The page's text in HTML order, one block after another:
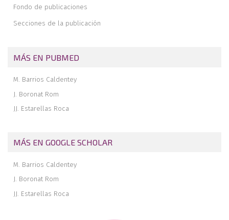
Fondo de publicaciones
Secciones de la publicación
MÁS EN PUBMED
M. Barrios Caldentey
J. Boronat Rom
JJ. Estarellas Roca
MÁS EN GOOGLE SCHOLAR
M. Barrios Caldentey
J. Boronat Rom
JJ. Estarellas Roca